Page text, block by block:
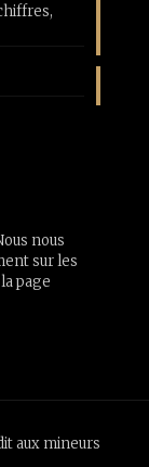
nous
sur les
page
aux mineurs